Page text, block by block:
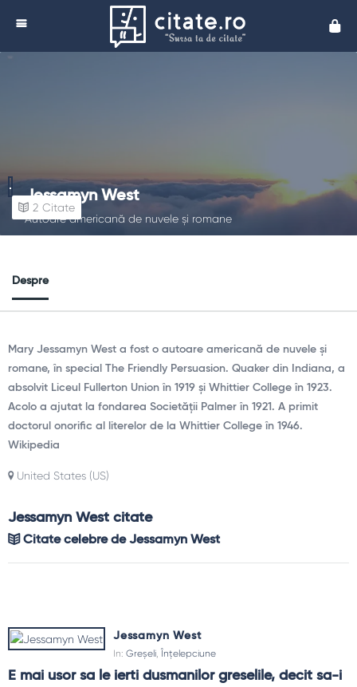
Jessamyn West
Autoare americană de nuvele și romane
2 Citate
Despre
Mary Jessamyn West a fost o autoare americană de nuvele și
romane, în special The Friendly Persuasion. Quaker din Indiana, a
absolvit Liceul Fullerton Union în 1919 și Whittier College în 1923.
Acolo a ajutat la fondarea Societății Palmer în 1921. A primit
doctorul onorific al literelor de la Whittier College în 1946.
Wikipedia
United States (US)
Jessamyn West citate
Citate celebre de Jessamyn West
Jessamyn West
In: Greșeli, Înțelepciune
E mai usor sa le ierti dusmanilor greselile, decit sa-i